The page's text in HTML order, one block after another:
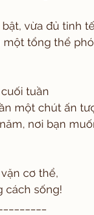
vừa đủ tinh
một tổng thể
tuần
một chút ấn
nơi bạn
cơ thể,
cách sống!